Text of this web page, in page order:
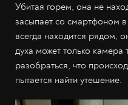
Убитая горем, она не
засыпает со смартфоном
всегда находится рядом,
духа может только
разобраться, что
пытается найти утешение.